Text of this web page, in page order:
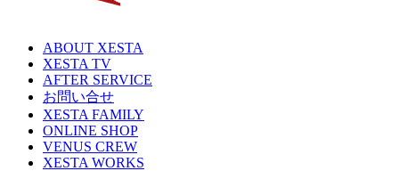
ABOUT XESTA
XESTA TV
AFTER SERVICE
お問い合せ
XESTA FAMILY
ONLINE SHOP
VENUS CREW
XESTA WORKS